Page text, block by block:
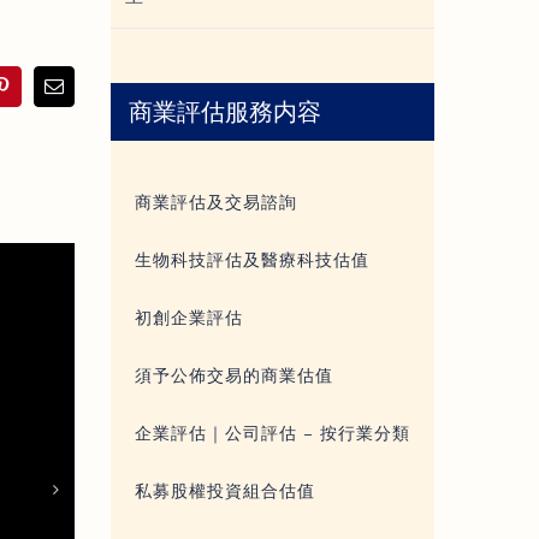
PinterestEmail
商業評估服務内容
商業評估及交易諮詢
生物科技評估及醫療科技估值
初創企業評估
須予公佈交易的商業估值
企業評估｜公司評估 – 按行業分類
私募股權投資組合估值